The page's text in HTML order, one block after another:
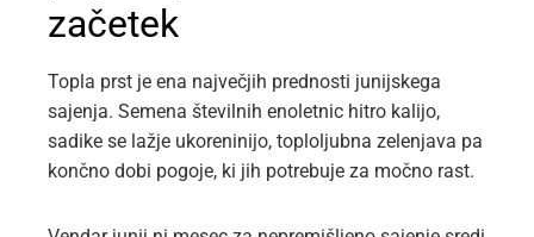
začetek
Topla prst je ena največjih prednosti junijskega
sajenja. Semena številnih enoletnic hitro kalijo,
sadike se lažje ukoreninijo, toploljubna zelenjava pa
končno dobi pogoje, ki jih potrebuje za močno rast.